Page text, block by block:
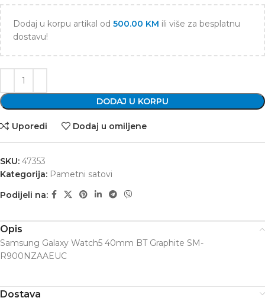
Dodaj u korpu artikal od 500.00 KM ili više za besplatnu
dostavu!
DODAJ U KORPU
Uporedi Dodaj u omiljene
SKU: 47353
Kategorija: Pametni satovi
Podijeli na:
Opis
Samsung Galaxy Watch5 40mm BT Graphite SM-
R900NZAAEUC
Dostava